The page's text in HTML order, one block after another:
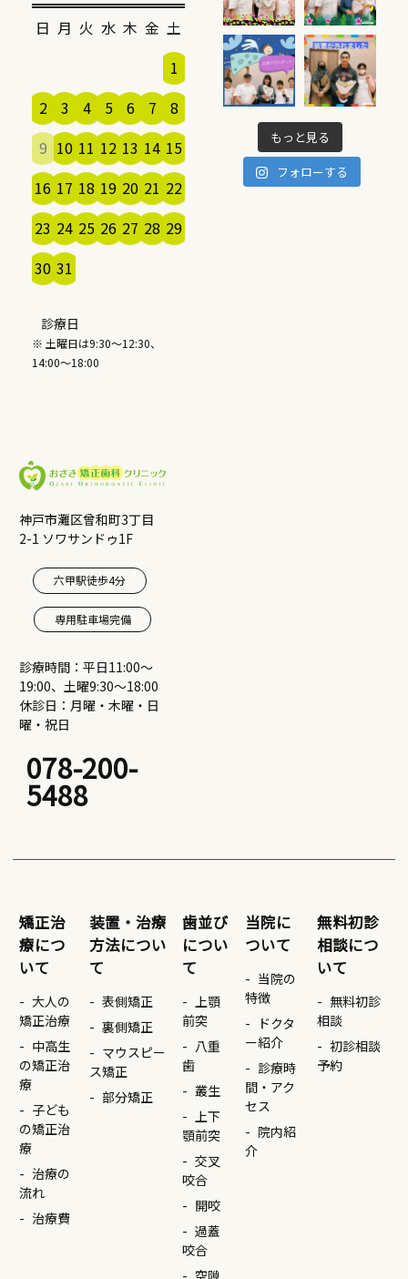
日 月 火 水 木 金 土
1
2
3 4 5 6 7
8
9 10 11 12 13 14 15
16 17 18 19 20 21 22
23 24 25 26 27 28 29
30 31
診療日
※ 土曜日は9:30～12:30、
14:00～18:00
もっと見る
フォローする
神戸市灘区曾和町3丁目
2-1 ソワサンドゥ1F
六甲駅徒歩4分
専用駐車場完備
診療時間：平日11:00〜
19:00、土曜9:30〜18:00
休診日：月曜・木曜・日
曜・祝日
078-200-
5488
矯正治
療につ
いて
大人の
矯正治療
中高生
の矯正治
療
子ども
の矯正治
療
治療の
流れ
治療費
装置・治療
方法につい
て
表側矯正
裏側矯正
マウスピー
ス矯正
部分矯正
歯並び
につい
て
上顎
前突
八重
歯
叢生
上下
顎前突
交叉
咬合
開咬
過蓋
咬合
当院に
ついて
当院の
特徴
ドクタ
ー紹介
診療時
間・アク
セス
院内紹
介
無料初診
相談につ
いて
無料初診
相談
初診相談
予約